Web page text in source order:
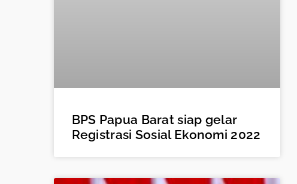
BPS Papua Barat siap gelar
Registrasi Sosial Ekonomi 2022